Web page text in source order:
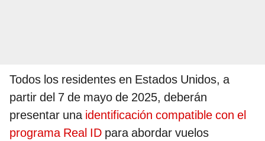
Todos los residentes en Estados Unidos, a
partir del 7 de mayo de 2025, deberán
presentar unaidentificación compatible con el
programa Real ID para abordar vuelos